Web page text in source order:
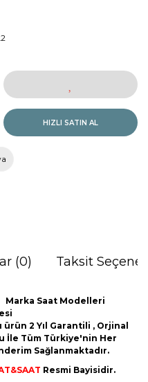
HIZLI SATIN AL
(0) Taksit
Marka Saat Modelleri
2 Yıl Garantili , Orjinal
İle Tüm Türkiye'nin Her
Sağlanmaktadır.
Resmi Bayisidir.